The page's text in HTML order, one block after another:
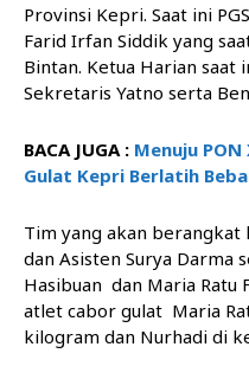
Provinsi Kepri. Saat ini
Farid Irfan Siddik yang
Bintan. Ketua Harian saat
Sekretaris Yatno serta
BACA JUGA : Menuju
Gulat Kepri Berlatih
Tim yang akan berangkat
dan Asisten Surya Darma
Hasibuan dan Maria Ratu
atlet cabor gulat Maria
kilogram dan Nurhadi di